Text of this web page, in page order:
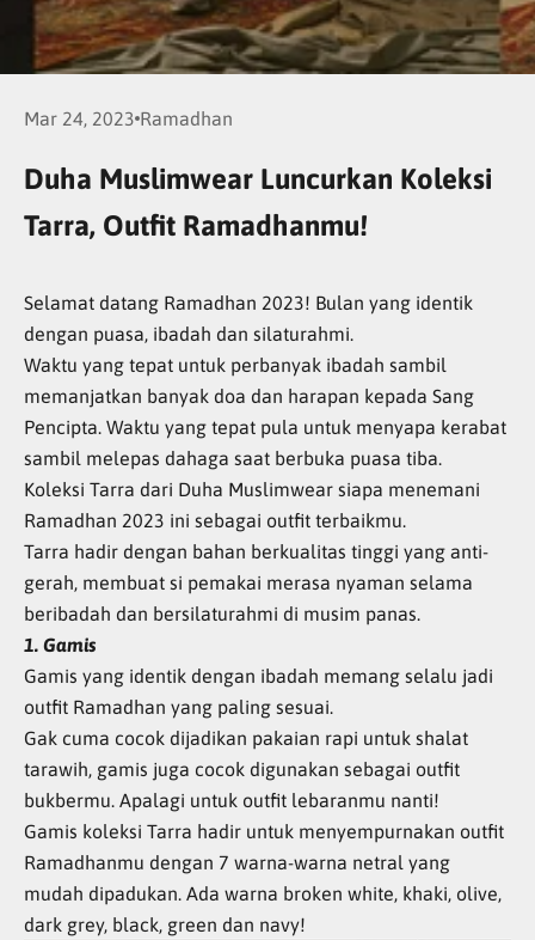
Mar 24, 2023 Ramadhan
Duha Muslimwear Luncurkan Koleksi
Tarra, Outfit Ramadhanmu!
Selamat datang Ramadhan 2023! Bulan yang identik
dengan puasa, ibadah dan silaturahmi.
Waktu yang tepat untuk perbanyak ibadah sambil
memanjatkan banyak doa dan harapan kepada Sang
Pencipta. Waktu yang tepat pula untuk menyapa kerabat
sambil melepas dahaga saat berbuka puasa tiba.
Koleksi Tarra dari Duha Muslimwear siapa menemani
Ramadhan 2023 ini sebagai outfit terbaikmu.
Tarra hadir dengan bahan berkualitas tinggi yang anti-
gerah, membuat si pemakai merasa nyaman selama
beribadah dan bersilaturahmi di musim panas.
1. Gamis
Gamis yang identik dengan ibadah memang selalu jadi
outfit Ramadhan yang paling sesuai.
Gak cuma cocok dijadikan pakaian rapi untuk shalat
tarawih, gamis juga cocok digunakan sebagai outfit
bukbermu. Apalagi untuk outfit lebaranmu nanti!
Gamis koleksi Tarra hadir untuk menyempurnakan outfit
Ramadhanmu dengan 7 warna-warna netral yang
mudah dipadukan. Ada warna broken white, khaki, olive,
dark grey, black, green dan navy!